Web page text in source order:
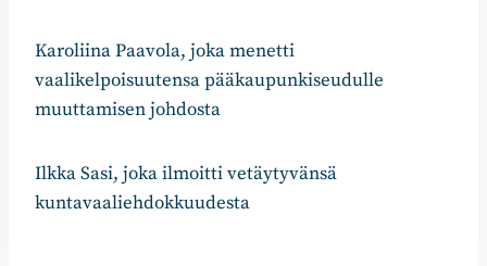
Karoliina Paavola, joka menetti
vaalikelpoisuutensa pääkaupunkiseudulle
muuttamisen johdosta
Ilkka Sasi, joka ilmoitti vetäytyvänsä
kuntavaaliehdokkuudesta